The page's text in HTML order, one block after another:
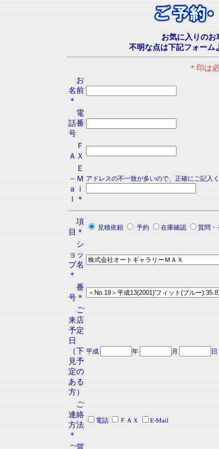
お気に入りのお
不明な点は下記フォー
＊印は
お
名前
＊
電
話番
号
Ｆ
ＡＸ
Ｅ
－Ｍ
ａｉ
ｌ＊
アドレスの不一致が多いので、正確にご記入
項
目＊
見積依頼 予約 在庫確認 質問・
シ
ョッ
プ名
＊
番
号＊
ご
来店
予定
日
（下
見予
定の
ある
方）
平成 年 月 日
ご
連絡
方法
＊
電話 ＦＡＸ E-Mail
ご質